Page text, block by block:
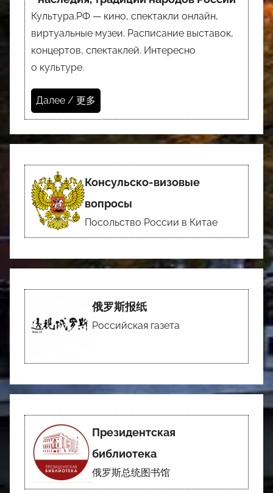
Культура.РФ — кино, спектакли онлайн,
виртуальные музеи. Расписание выставок,
концертов, спектаклей. Интересно
о культуре.
Далее / 更多
Консульско-визовые
вопросы
Посольство России в Китае
俄罗斯报纸
Российская газета
Президентская
библиотека
俄罗斯总统图书馆